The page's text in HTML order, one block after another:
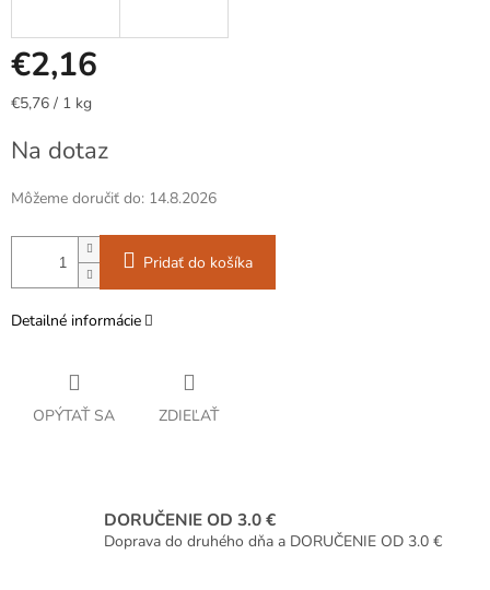
€2,16
Jednotková
€5,76 / 1 kg
Na dotaz
Môžeme doručiť do: 14.8.2026
Pridať do košíka
Detailné informácie
OPÝTAŤ SA ZDIEĽAŤ
DORUČENIE OD 3.0 €
Doprava do druhého dňa a DORUČENIE OD 3.0 €